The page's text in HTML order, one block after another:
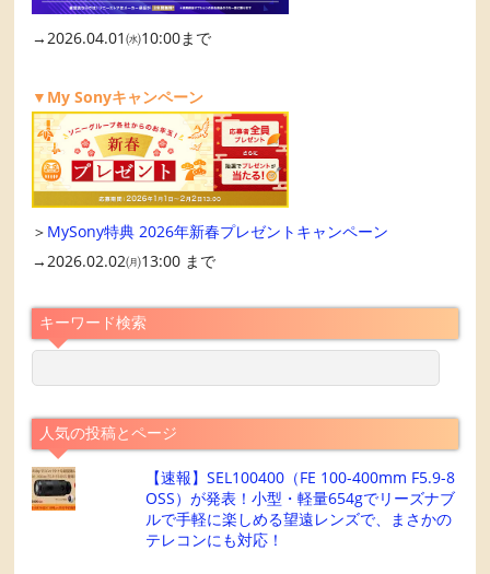
→2026.04.01㈬10:00まで
▼My Sonyキャンペーン
＞ MySony特典 2026年新春プレゼントキャンペーン
→2026.02.02㈪13:00 まで
キーワード検索
人気の投稿とページ
【速報】SEL100400（FE 100-400mm F5.9-8
OSS）が発表！小型・軽量654gでリーズナブ
ルで手軽に楽しめる望遠レンズで、まさかの
テレコンにも対応！